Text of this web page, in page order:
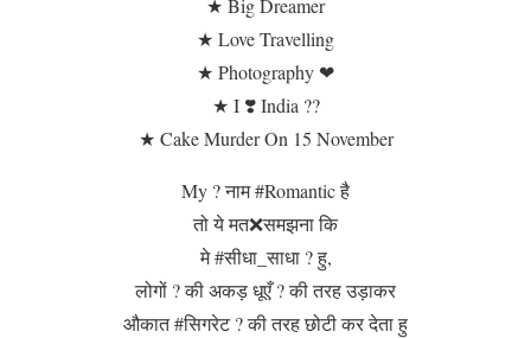
★ Love Travelling
★ Photography ❤
★ I ❣️ India ??
★ Cake Murder On 15 November
My ? नाम #Romantic है
तो ये मत❌समझना कि
मे #सीधा_साधा ? हु,
लोगों ? की अकड़ धूएँ ? की तरह उड़ाकर
औकात #सिगरेट ? की तरह छोटी कर देता हु